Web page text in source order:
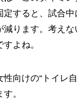
定すると、試合中
減ります。考え
よね。
向けの“トイレ
。